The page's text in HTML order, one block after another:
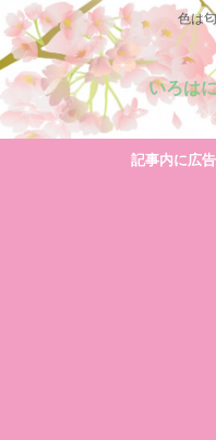
色は
いろは
記事内に広